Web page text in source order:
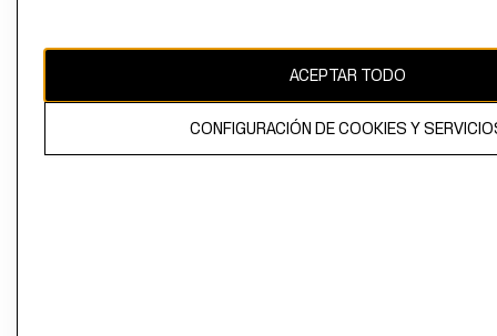
El contenido de esta página web está protegido por copyright y es
propiedad de H&M Hennes & Mauritz AB
ACEPTAR TODO
CONFIGURACIÓN DE COOKIES Y